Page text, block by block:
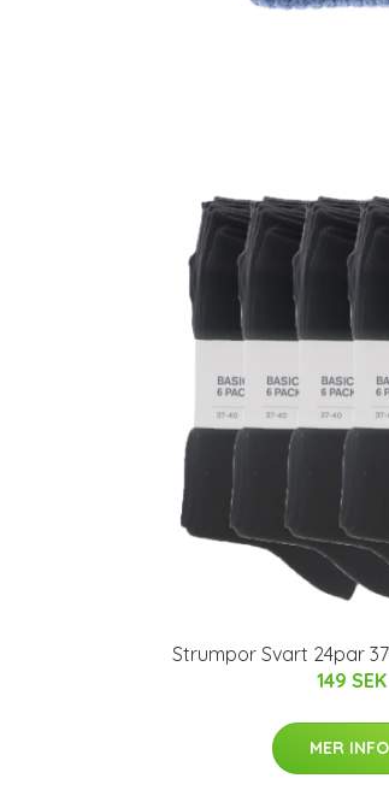
Strumpor Svart 24par
149 SEK
MER